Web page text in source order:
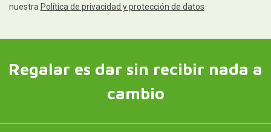
nuestra Política de privacidad y protección de datos
Regalar es dar sin recibir nada a
cambio